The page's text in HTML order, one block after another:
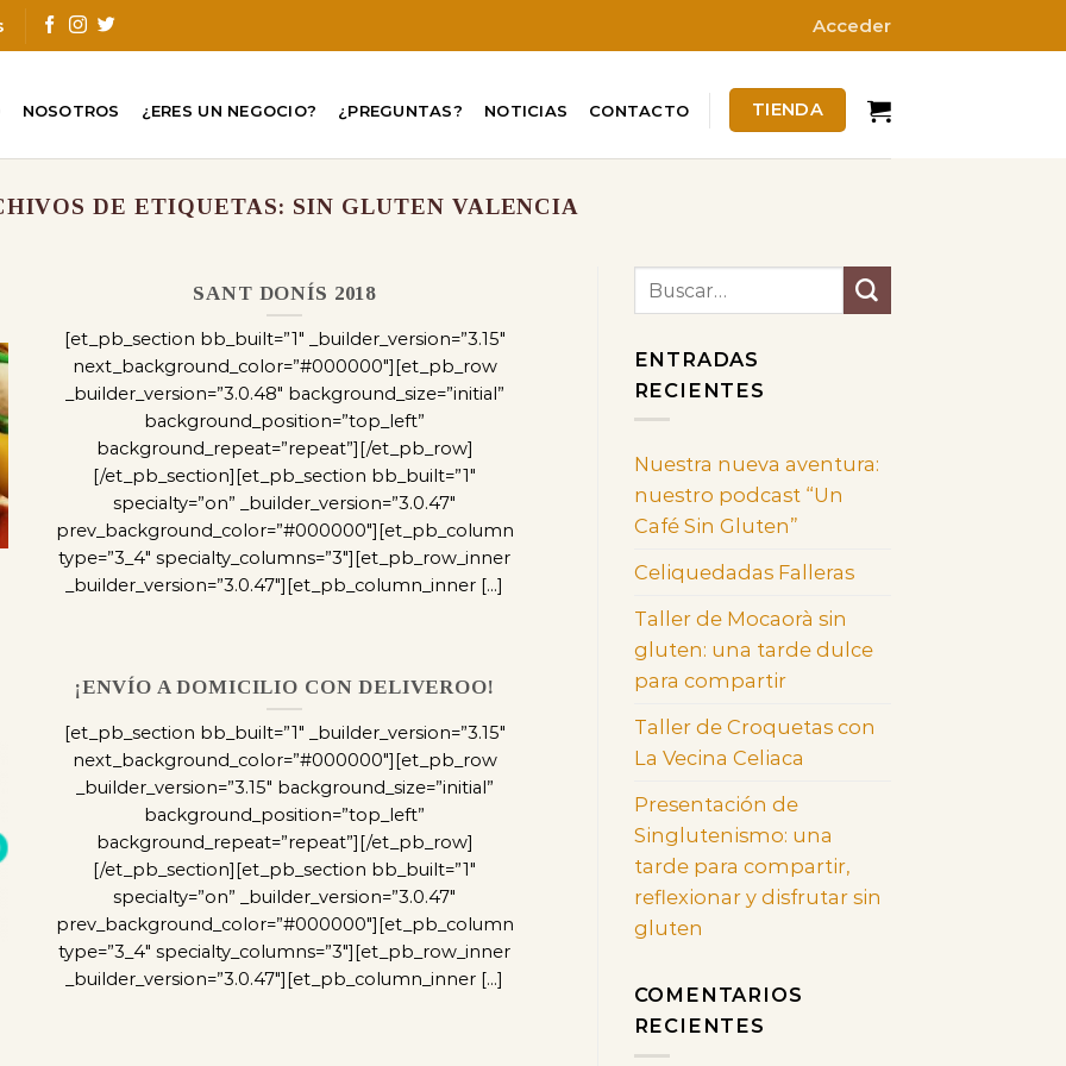
Acceder
NOSOTROS ¿ERES UN NEGOCIO? ¿PREGUNTAS? NOTICIAS CONTACTO TIENDA
DE ETIQUETAS: SIN GLUTEN VALENCIA
SANT DONÍS 2018
[et_pb_section bb_built=”1″ _builder_version=”3.15″
next_background_color=”#000000″][et_pb_row
_builder_version=”3.0.48″ background_size=”initial”
background_position=”top_left”
background_repeat=”repeat”][/et_pb_row]
[/et_pb_section][et_pb_section bb_built=”1″
specialty=”on” _builder_version=”3.0.47″
prev_background_color=”#000000″][et_pb_column
type=”3_4″ specialty_columns=”3″][et_pb_row_inner
_builder_version=”3.0.47″][et_pb_column_inner [...]
¡ENVÍO A DOMICILIO CON DELIVEROO!
[et_pb_section bb_built=”1″ _builder_version=”3.15″
next_background_color=”#000000″][et_pb_row
_builder_version=”3.15″ background_size=”initial”
background_position=”top_left”
background_repeat=”repeat”][/et_pb_row]
[/et_pb_section][et_pb_section bb_built=”1″
specialty=”on” _builder_version=”3.0.47″
prev_background_color=”#000000″][et_pb_column
type=”3_4″ specialty_columns=”3″][et_pb_row_inner
_builder_version=”3.0.47″][et_pb_column_inner [...]
ENTRADAS
RECIENTES
Nuestra nueva aventura:
nuestro podcast “Un
Café Sin Gluten”
Celiquedadas Falleras
Taller de Mocaorà sin
gluten: una tarde dulce
para compartir
Taller de Croquetas con
La Vecina Celiaca
Presentación de
Singlutenismo: una
tarde para compartir,
reflexionar y disfrutar sin
gluten
COMENTARIOS
RECIENTES